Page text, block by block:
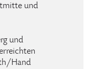
und
und
Hand